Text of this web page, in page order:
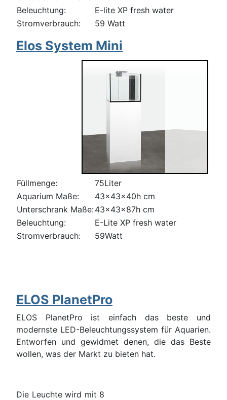
Beleuchtung:
E-lite XP fresh water
Stromverbrauch:
59 Watt
Elos System Mini
Füllmenge:
75Liter
Aquarium Maße:
43x43x40h cm
Unterschrank Maße:43x43x87h cm
Beleuchtung:
E-Lite XP fresh water
Stromverbrauch:
59Watt
ELOS PlanetPro
ELOS PlanetPro ist einfach das beste und
modernste LED-Beleuchtungssystem für Aquarien.
Entworfen und gewidmet denen, die das Beste
wollen, was der Markt zu bieten hat.
Die Leuchte wird mit 8